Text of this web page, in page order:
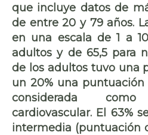
que incluye datos de
de entre 20 y 79 años.
en una escala de 1 a
adultos y de 65,5 para
de los adultos tuvo una
un 20% una
considerada
cardiovascular. El 63%
intermedia (puntuación